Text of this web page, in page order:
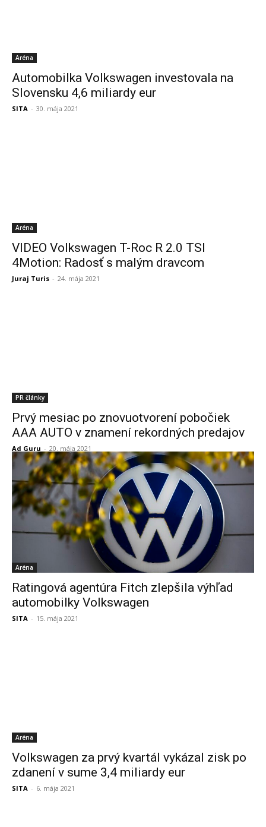
Aréna
Automobilka Volkswagen investovala na
Slovensku 4,6 miliardy eur
SITA - 30. mája 2021
Aréna
VIDEO Volkswagen T-Roc R 2.0 TSI
4Motion: Radosť s malým dravcom
Juraj Turis - 24. mája 2021
PR články
Prvý mesiac po znovuotvorení pobočiek
AAA AUTO v znamení rekordných predajov
Ad Guru - 20. mája 2021
Aréna
Ratingová agentúra Fitch zlepšila výhľad
automobilky Volkswagen
SITA - 15. mája 2021
Aréna
Volkswagen za prvý kvartál vykázal zisk po
zdanení v sume 3,4 miliardy eur
SITA - 6. mája 2021